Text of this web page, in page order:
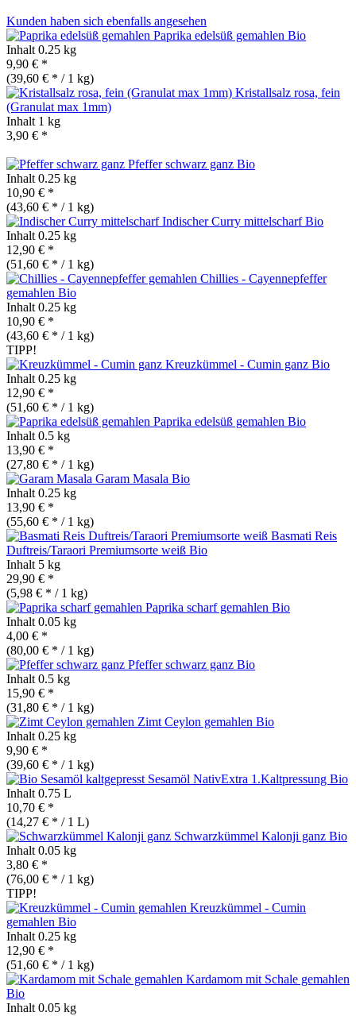
Kunden haben sich ebenfalls angesehen
Paprika edelsüß gemahlen Bio
Inhalt 0.25 kg
9,90 € *
(39,60 € * / 1 kg)
Kristallsalz rosa, fein
(Granulat max 1mm)
Inhalt 1 kg
3,90 € *
Pfeffer schwarz ganz Bio
Inhalt 0.25 kg
10,90 € *
(43,60 € * / 1 kg)
Indischer Curry mittelscharfBio
Inhalt 0.25 kg
12,90 € *
(51,60 € * / 1 kg)
Chillies - Cayennepfeffer
gemahlen Bio
Inhalt 0.25 kg
10,90 € *
(43,60 € * / 1 kg)
TIPP!
Kreuzkümmel - Cumin ganz Bio
Inhalt 0.25 kg
12,90 € *
(51,60 € * / 1 kg)
Paprika edelsüß gemahlen Bio
Inhalt 0.5 kg
13,90 € *
(27,80 € * / 1 kg)
Garam Masala Bio
Inhalt 0.25 kg
13,90 € *
(55,60 € * / 1 kg)
Basmati Reis
Duftreis/Taraori Premiumsorte weiß Bio
Inhalt 5 kg
29,90 € *
(5,98 € * / 1 kg)
Paprika scharf gemahlen Bio
Inhalt 0.05 kg
4,00 € *
(80,00 € * / 1 kg)
Pfeffer schwarz ganz Bio
Inhalt 0.5 kg
15,90 € *
(31,80 € * / 1 kg)
Zimt Ceylon gemahlen Bio
Inhalt 0.25 kg
9,90 € *
(39,60 € * / 1 kg)
Sesamöl NativExtra 1.Kaltpressung Bio
Inhalt 0.75 L
10,70 € *
(14,27 € * / 1 L)
Schwarzkümmel Kalonji ganz Bio
Inhalt 0.05 kg
3,80 € *
(76,00 € * / 1 kg)
TIPP!
Kreuzkümmel - Cumin
gemahlen Bio
Inhalt 0.25 kg
12,90 € *
(51,60 € * / 1 kg)
Kardamom mit Schale gemahlen
Bio
Inhalt 0.05 kg